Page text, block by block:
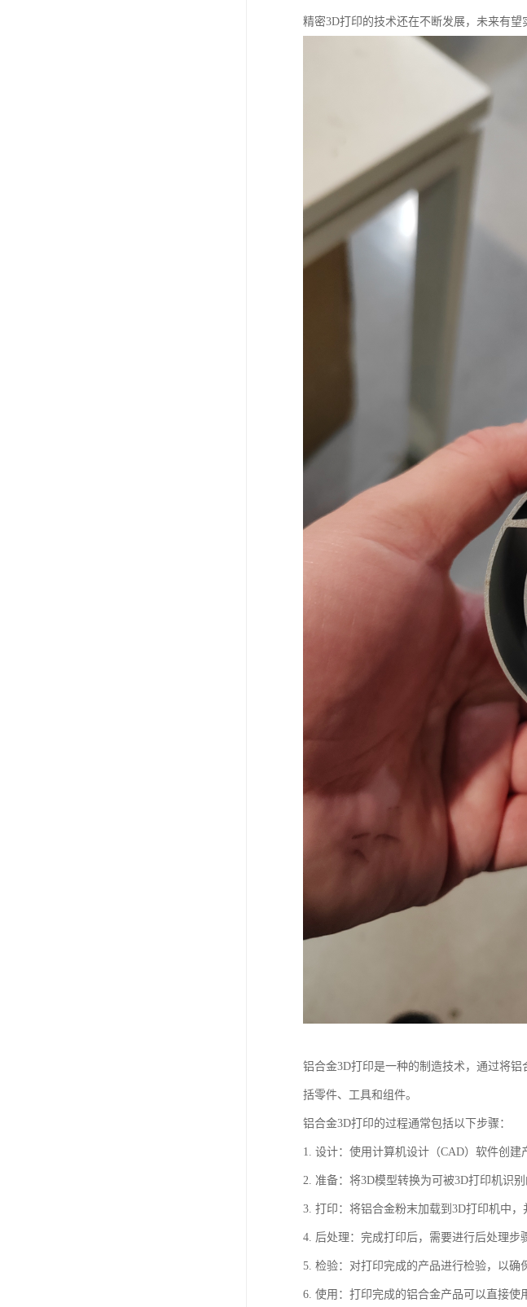
精密3D打印的技术还在不断发展，未来有望
铝合金3D打印是一种的制造技术，通过将
括零件、工具和组件。
铝合金3D打印的过程通常包括以下步骤：
1. 设计：使用计算机设计（CAD）软件创建
2. 准备：将3D模型转换为可被3D打印机识
3. 打印：将铝合金粉末加载到3D打印机中
4. 后处理：完成打印后，需要进行后处理步
5. 检验：对打印完成的产品进行检验，以确
6. 使用：打印完成的铝合金产品可以直接使